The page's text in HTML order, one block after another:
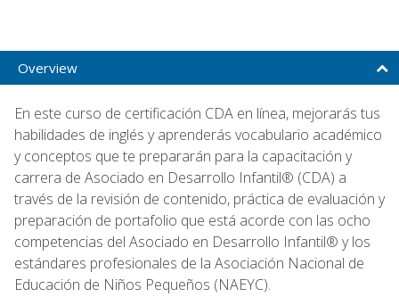
Overview
En este curso de certificación CDA en línea, mejorarás tus
habilidades de inglés y aprenderás vocabulario académico
y conceptos que te prepararán para la capacitación y
carrera de Asociado en Desarrollo Infantil® (CDA) a
través de la revisión de contenido, práctica de evaluación y
preparación de portafolio que está acorde con las ocho
competencias del Asociado en Desarrollo Infantil® y los
estándares profesionales de la Asociación Nacional de
Educación de Niños Pequeños (NAEYC).